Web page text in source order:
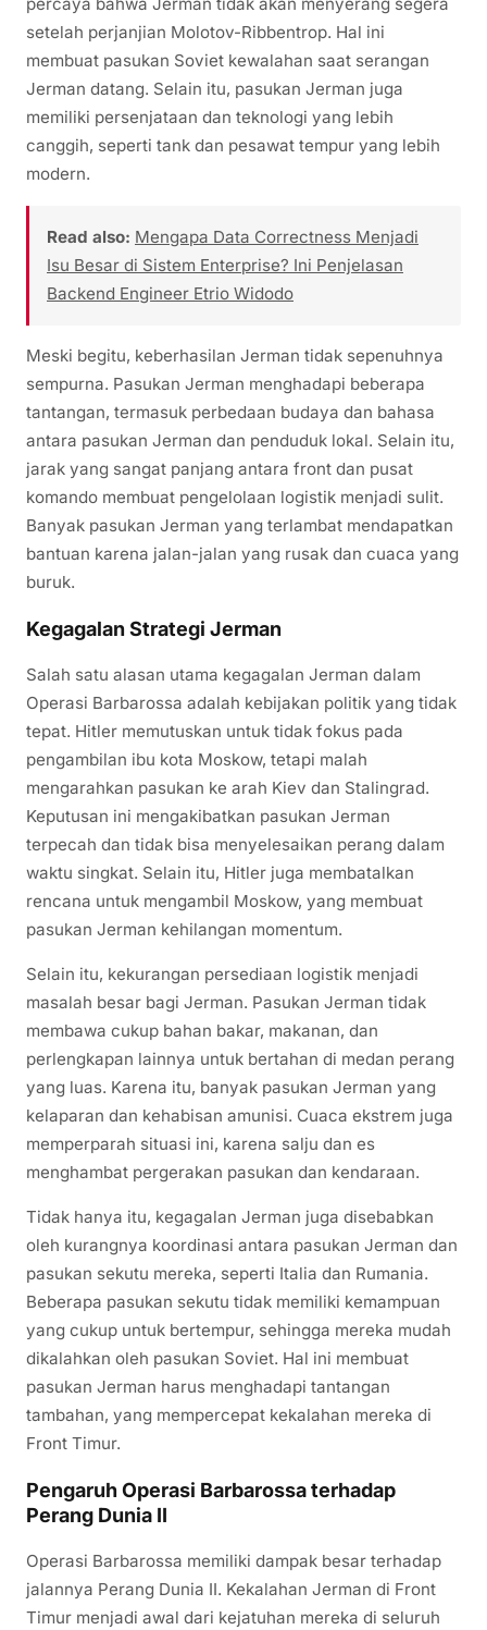
percaya bahwa Jerman tidak akan menyerang segera
setelah perjanjian Molotov-Ribbentrop. Hal ini
membuat pasukan Soviet kewalahan saat serangan
Jerman datang. Selain itu, pasukan Jerman juga
memiliki persenjataan dan teknologi yang lebih
canggih, seperti tank dan pesawat tempur yang lebih
modern.
Read also: Mengapa Data Correctness Menjadi
Isu Besar di Sistem Enterprise? Ini Penjelasan
Backend Engineer Etrio Widodo
Meski begitu, keberhasilan Jerman tidak sepenuhnya
sempurna. Pasukan Jerman menghadapi beberapa
tantangan, termasuk perbedaan budaya dan bahasa
antara pasukan Jerman dan penduduk lokal. Selain itu,
jarak yang sangat panjang antara front dan pusat
komando membuat pengelolaan logistik menjadi sulit.
Banyak pasukan Jerman yang terlambat mendapatkan
bantuan karena jalan-jalan yang rusak dan cuaca yang
buruk.
Kegagalan Strategi Jerman
Salah satu alasan utama kegagalan Jerman dalam
Operasi Barbarossa adalah kebijakan politik yang tidak
tepat. Hitler memutuskan untuk tidak fokus pada
pengambilan ibu kota Moskow, tetapi malah
mengarahkan pasukan ke arah Kiev dan Stalingrad.
Keputusan ini mengakibatkan pasukan Jerman
terpecah dan tidak bisa menyelesaikan perang dalam
waktu singkat. Selain itu, Hitler juga membatalkan
rencana untuk mengambil Moskow, yang membuat
pasukan Jerman kehilangan momentum.
Selain itu, kekurangan persediaan logistik menjadi
masalah besar bagi Jerman. Pasukan Jerman tidak
membawa cukup bahan bakar, makanan, dan
perlengkapan lainnya untuk bertahan di medan perang
yang luas. Karena itu, banyak pasukan Jerman yang
kelaparan dan kehabisan amunisi. Cuaca ekstrem juga
memperparah situasi ini, karena salju dan es
menghambat pergerakan pasukan dan kendaraan.
Tidak hanya itu, kegagalan Jerman juga disebabkan
oleh kurangnya koordinasi antara pasukan Jerman dan
pasukan sekutu mereka, seperti Italia dan Rumania.
Beberapa pasukan sekutu tidak memiliki kemampuan
yang cukup untuk bertempur, sehingga mereka mudah
dikalahkan oleh pasukan Soviet. Hal ini membuat
pasukan Jerman harus menghadapi tantangan
tambahan, yang mempercepat kekalahan mereka di
Front Timur.
Pengaruh Operasi Barbarossa terhadap
Perang Dunia II
Operasi Barbarossa memiliki dampak besar terhadap
jalannya Perang Dunia II. Kekalahan Jerman di Front
Timur menjadi awal dari kejatuhan mereka di seluruh